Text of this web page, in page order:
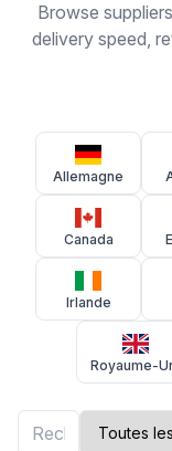
Browse
delivery speed,
Allemagne
Canada
Irlande
Royaume-